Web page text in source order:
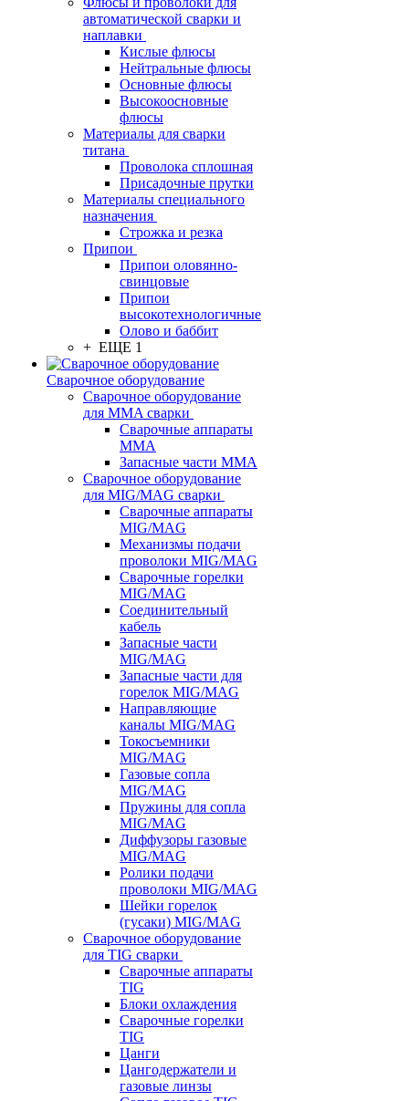
автоматической сварки и
наплавки
Кислые флюсы
Нейтральные флюсы
Основные флюсы
Высокоосновные
флюсы
Материалы для сварки
титана
Проволока сплошная
Присадочные прутки
Материалы специального
назначения
Строжка и резка
Припои
Припои оловянно-
свинцовые
Припои
высокотехнологичные
Олово и баббит
+ ЕЩЕ 1
Сварочное оборудование
Сварочное оборудование
для MMA сварки
Сварочные аппараты
MMA
Запасные части MMA
Сварочное оборудование
для MIG/MAG сварки
Сварочные аппараты
MIG/MAG
Механизмы подачи
проволоки MIG/MAG
Сварочные горелки
MIG/MAG
Соединительный
кабель
Запасные части
MIG/MAG
Запасные части для
горелок MIG/MAG
Направляющие
каналы MIG/MAG
Токосъемники
MIG/MAG
Газовые сопла
MIG/MAG
Пружины для сопла
MIG/MAG
Диффузоры газовые
MIG/MAG
Ролики подачи
проволоки MIG/MAG
Шейки горелок
(гусаки) MIG/MAG
Сварочное оборудование
для TIG сварки
Сварочные аппараты
TIG
Блоки охлаждения
Сварочные горелки
TIG
Цанги
Цангодержатели и
газовые линзы